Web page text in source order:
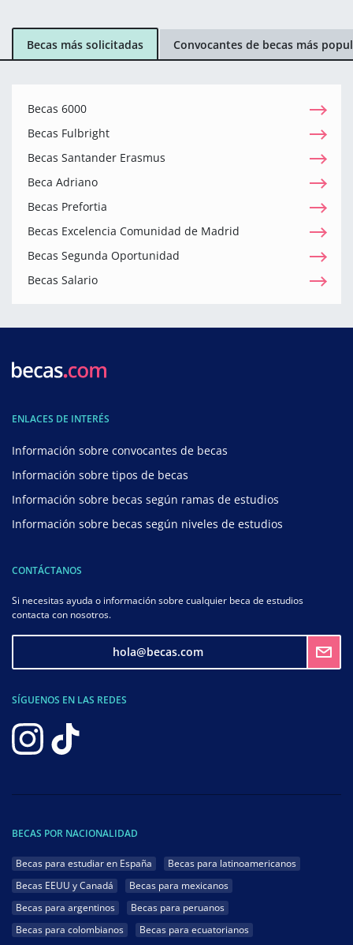
Becas más solicitadas Convocantes de becas más
Becas 6000
Becas Fulbright
Becas Santander Erasmus
Beca Adriano
Becas Prefortia
Becas Excelencia Comunidad de Madrid
Becas Segunda Oportunidad
Becas Salario
ENLACES DE INTERÉS
Información sobre convocantes de becas
Información sobre tipos de becas
Información sobre becas según ramas de estudios
Información sobre becas según niveles de estudios
CONTÁCTANOS
Si necesitas ayuda o información sobre cualquier beca de estudios
contacta con nosotros.
hola@becas.com
SÍGUENOS EN LAS REDES
BECAS POR NACIONALIDAD
Becas para estudiar en España
Becas para latinoamericanos
Becas EEUU y Canadá
Becas para mexicanos
Becas para argentinos
Becas para peruanos
Becas para colombianos
Becas para ecuatorianos